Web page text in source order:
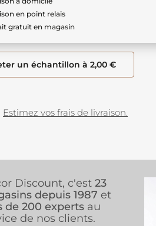
en point relais
gratuit en magasin
un échantillon à 2,00 €
Estimez vos frais de livraison.
Discount, c'est 23
depuis 1987 et
de 200 experts au
de nos clients.